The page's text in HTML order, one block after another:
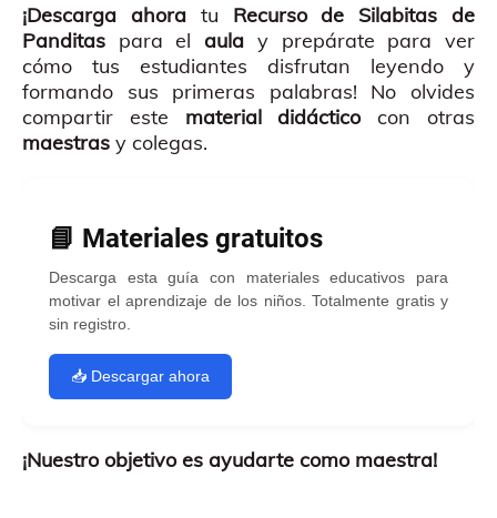
¡Descarga ahoratu Recurso de Silabitas de
Panditas para elaula y prepárate para ver
cómo tus estudiantes disfrutan leyendo y
formando sus primeras palabras! No olvides
compartir este material didácticocon otras
maestras y colegas.
📘 Materiales gratuitos
Descarga esta guía con materiales educativos para
motivar el aprendizaje de los niños. Totalmente gratis y
sin registro.
📥 Descargar ahora
¡Nuestro objetivo es ayudarte como maestra!